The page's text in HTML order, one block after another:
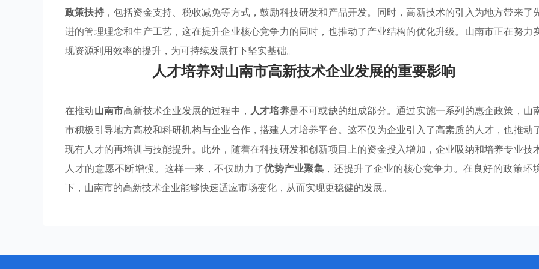
政策扶持，包括资金支持、税收减免等方式，鼓励科技研发和产品开发。同时，高新技术的引入为地方带来了
进的管理理念和生产工艺，这在提升企业核心竞争力的同时，也推动了产业结构的优化升级。山南市正在努力
现资源利用效率的提升，为可持续发展打下坚实基础。
人才培养对山南市高新技术企业发展的重要影响
在推动山南市高新技术企业发展的过程中， 人才培养是不可或缺的组成部分。通过实施一系列的惠企政策，山
市积极引导地方高校和科研机构与企业合作，搭建人才培养平台。这不仅为企业引入了高素质的人才，也推动
现有人才的再培训与技能提升。此外，随着在科技研发和创新项目上的资金投入增加，企业吸纳和培养专业技
人才的意愿不断增强。这样一来，不仅助力了优势产业聚集 ，还提升了企业的核心竞争力。在良好的政策环
下，山南市的高新技术企业能够快速适应市场变化，从而实现更稳健的发展。